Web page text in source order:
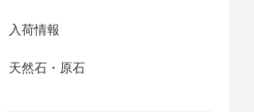
入荷情報
天然石・原石